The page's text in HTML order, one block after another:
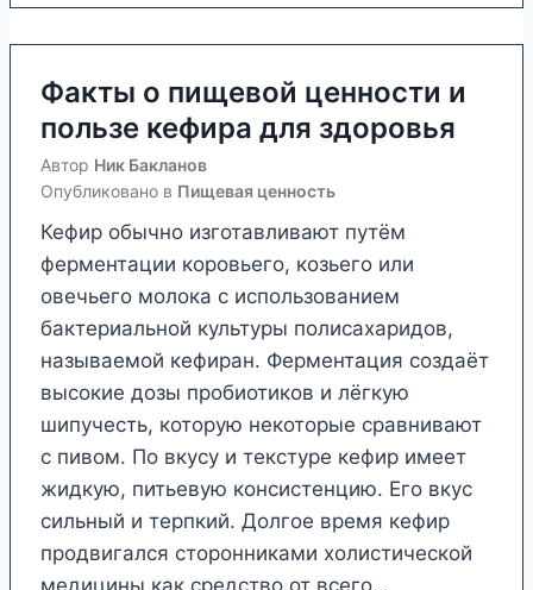
т
ы
а
т
е
л
ь
н
о
й
ц
е
н
Факты о пищевой ценности и
пользе кефира для здоровья
Автор Ник Бакланов
Опубликовано в Пищевая ценность
Кефир обычно изготавливают путём
ферментации коровьего, козьего или
овечьего молока с использованием
бактериальной культуры полисахаридов,
называемой кефиран. Ферментация создаёт
высокие дозы пробиотиков и лёгкую
шипучесть, которую некоторые сравнивают
с пивом. По вкусу и текстуре кефир имеет
жидкую, питьевую консистенцию. Его вкус
сильный и терпкий. Долгое время кефир
продвигался сторонниками холистической
медицины как средство от всего…